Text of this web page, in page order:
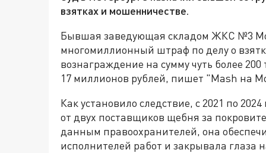
взятках и мошенничестве.
Бывшая заведующая складом ЖКС №3
многомиллионный штраф по делу о
вознаграждение на сумму чуть более
17 миллионов рублей, пишет "Mash на
Как установило следствие, с 2021 по
от двух поставщиков щебня за
данным правоохранителей, она
исполнителей работ и закрывала глаза